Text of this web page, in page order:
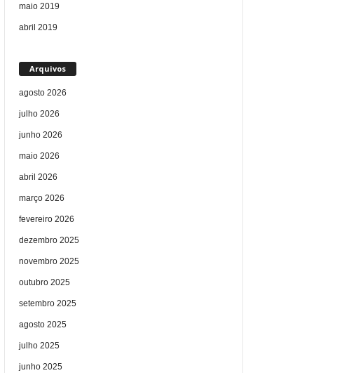
maio 2019
abril 2019
Arquivos
agosto 2026
julho 2026
junho 2026
maio 2026
abril 2026
março 2026
fevereiro 2026
dezembro 2025
novembro 2025
outubro 2025
setembro 2025
agosto 2025
julho 2025
junho 2025